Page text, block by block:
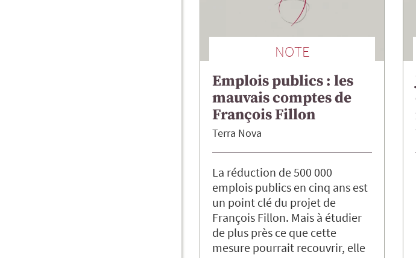
NOTE
Emplois publics : les
mauvais comptes de
François Fillon
Terra Nova
La réduction de 500 000
emplois publics en cinq ans est
un point clé du projet de
François Fillon. Mais à étudier
de plus près ce que cette
mesure pourrait recouvrir, elle